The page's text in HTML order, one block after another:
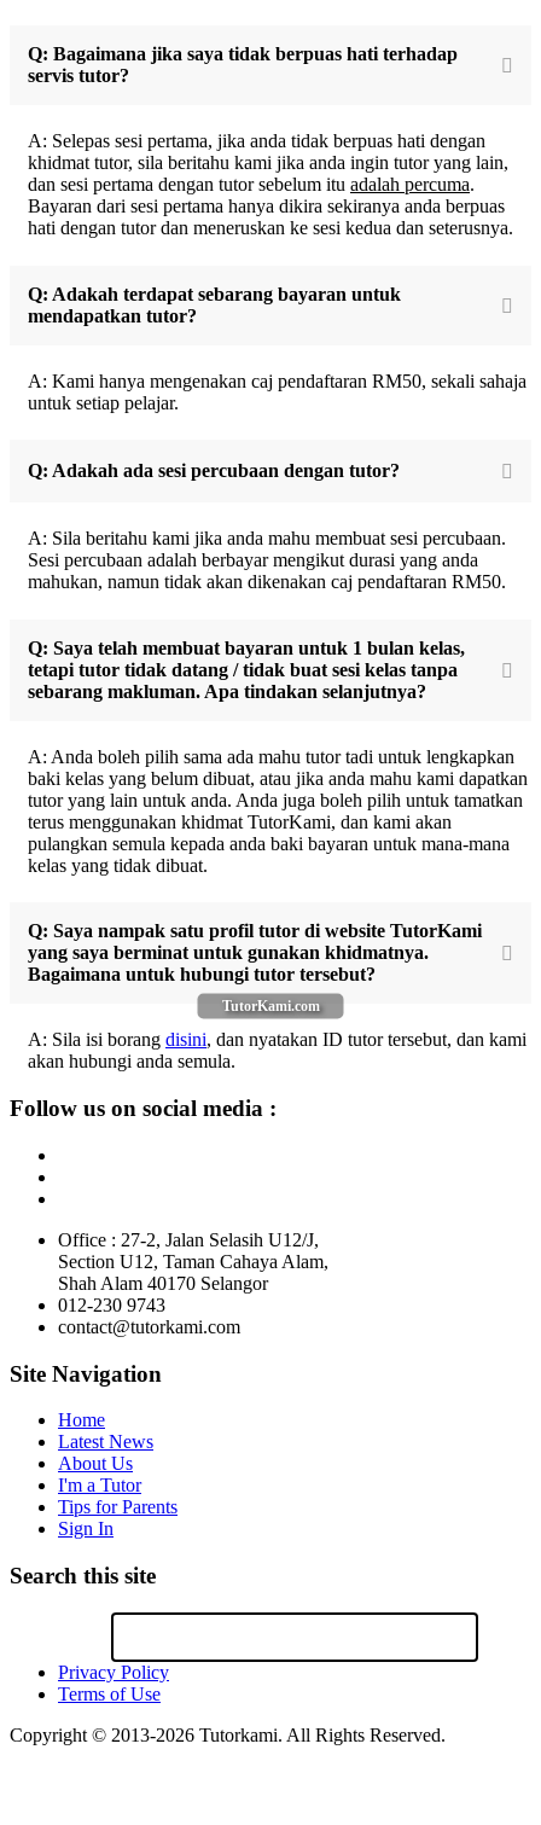
TutorKami.com
Q: Bagaimana jika saya tidak berpuas hati terhadap
servis tutor?
A: Selepas sesi pertama, jika anda tidak berpuas hati dengan
khidmat tutor, sila beritahu kami jika anda ingin tutor yang lain,
dan sesi pertama dengan tutor sebelum itu adalah percuma.
Bayaran dari sesi pertama hanya dikira sekiranya anda berpuas
hati dengan tutor dan meneruskan ke sesi kedua dan seterusnya.
Q: Adakah terdapat sebarang bayaran untuk
mendapatkan tutor?
A: Kami hanya mengenakan caj pendaftaran RM50, sekali sahaja
untuk setiap pelajar.
Q: Adakah ada sesi percubaan dengan tutor?
A: Sila beritahu kami jika anda mahu membuat sesi percubaan.
Sesi percubaan adalah berbayar mengikut durasi yang anda
mahukan, namun tidak akan dikenakan caj pendaftaran RM50.
Q: Saya telah membuat bayaran untuk 1 bulan kelas,
tetapi tutor tidak datang / tidak buat sesi kelas tanpa
sebarang makluman. Apa tindakan selanjutnya?
A: Anda boleh pilih sama ada mahu tutor tadi untuk lengkapkan
baki kelas yang belum dibuat, atau jika anda mahu kami dapatkan
tutor yang lain untuk anda. Anda juga boleh pilih untuk tamatkan
terus menggunakan khidmat TutorKami, dan kami akan
pulangkan semula kepada anda baki bayaran untuk mana-mana
kelas yang tidak dibuat.
Q: Saya nampak satu profil tutor di website TutorKami
yang saya berminat untuk gunakan khidmatnya.
Bagaimana untuk hubungi tutor tersebut?
A: Sila isi borang disini, dan nyatakan ID tutor tersebut, dan kami
akan hubungi anda semula.
Follow us on social media :
Office : 27-2, Jalan Selasih U12/J,
Section U12, Taman Cahaya Alam,
Shah Alam 40170 Selangor
012-230 9743
contact@tutorkami.com
Site Navigation
Home
Latest News
About Us
I'm a Tutor
Tips for Parents
Sign In
Search this site
Privacy Policy
Terms of Use
Copyright © 2013-2026 Tutorkami. All Rights Reserved.